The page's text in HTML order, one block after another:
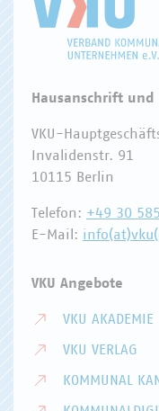
Hausanschrift
VKU-
Invalidenstr. 91
10115 Berlin
Telefon: +49 30
E-Mail:
VKU Angebote
VKU AKADEMIE
VKU VERLAG
KOMMUNAL